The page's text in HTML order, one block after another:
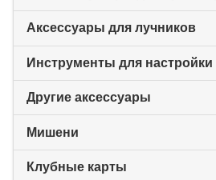
Аксессуары для лучников
Инструменты для настройки
Другие аксессуары
Мишени
Клубные карты